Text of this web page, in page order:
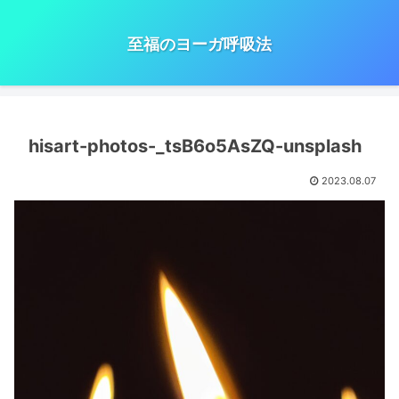
至福のヨーガ呼吸法
hisart-photos-_tsB6o5AsZQ-unsplash
2023.08.07